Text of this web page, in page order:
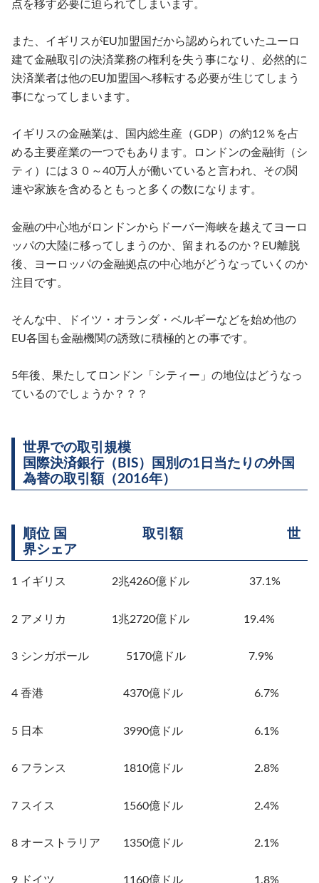
点を移す必要に迫られてしまいます。
また、イギリスがEU加盟国だから認められていたユーロ
建て金融取引の決済業務の権利を失う事になり、必然的に
決済業者は他のEU加盟国へ移転する必要が生じてしまう
事になってしまいます。
イギリスの金融業は、国内総生産（GDP）の約12％を占
める主要産業の一つでもあります。ロンドンの金融街（シ
ティ）には３０～40万人が働いていると言われ、その関
連や家族を含めるともっと多くの数になります。
金融の中心地がロンドンからドーバー海峡を越えてヨーロ
ッパの大陸に移ってしまうのか、留まれるのか？EU離脱
後、ヨーロッパの金融拠点の中心地がどうなっていくのか
注目です。
そんな中、ドイツ・オランダ・ベルギーなどを始め他の
EU各国も金融機関の誘致に積極的との事です。
5年後、果たしてロンドン「シティー」の地位はどうなっ
ているのでしょうか？？？
世界での取引規模
国際決済銀行（BIS）国別の1日当たりの外国
為替の取引額（2016年）
順位 国 取引額 世
界シェア
1 イギリス 2兆4260億ドル 37.1%
2 アメリカ 1兆2720億ドル 19.4%
3 シンガポール 5170億ドル 7.9%
4 香港 4370億ドル 6.7%
5 日本 3990億ドル 6.1%
6 フランス 1810億ドル 2.8%
7 スイス 1560億ドル 2.4%
8 オーストラリア 1350億ドル 2.1%
9 ドイツ 1160億ドル 1.8%